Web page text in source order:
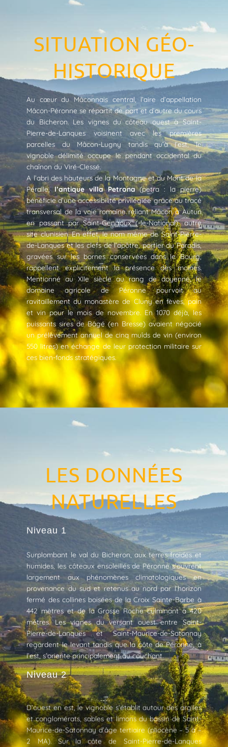
SITUATION GÉO-
HISTORIQUE
Au cœur du Mâconnais central, l’aire d’appellation
Mâcon-Péronne se répartit de part et d’autre du cours
du Bicheron. Les vignes du côteau ouest à Saint-
Pierre-de-Lanques voisinent avec les premières
parcelles du Mâcon-Lugny tandis qu’à l’est, le
vignoble délimité occupe le pendant occidental du
chaînon du Viré-Clessé.
A l’abri des hauteurs de la Montagne et du Mont de la
Péralle,l’antique villa Petrona(petra : la pierre)
bénéficie d’une accessibilité privilégiée grâce au tracé
transversal de la voie romaine reliant Mâcon à Autun
en passant par Saint-Gengoux (-le-National), autre
site clunisien. En effet, le nom même de Saint-Pierre-
de-Lanques et les clefs de l’apôtre, portier du Paradis,
gravées sur les bornes conservées dans le Bourg,
rappellent explicitement la présence des moines.
Mentionné au XIIe siècle au rang de doyenné, le
domaine agricole de Péronne pourvoit au
ravitaillement du monastère de Cluny en fèves, pain
et vin pour le mois de novembre. En 1070 déjà, les
puissants sires de Bâgé (en Bresse) avaient négocié
un prélèvement annuel de cinq muîds de vin (environ
550 litres) en échange de leur protection militaire sur
ces bien-fonds stratégiques.
LES DONNÉES
NATURELLES
Niveau 1
Surplombant le val du Bicheron, aux terres froides et
humides, les côteaux ensoleillés de Péronne s’ouvrent
largement aux phénomènes climatologiques en
provenance du sud et retenus au nord par l’horizon
fermé des collines boisées de la Croix Sainte-Barbe à
442 mètres et de la Grosse Roche culminant à 420
mètres. Les vignes du versant ouest entre Saint-
Pierre-de-Lanques et Saint-Maurice-de-Satonnay
regardent le levant tandis que la côte de Péronne, à
l’est, s’oriente principalement au couchant.
Niveau 2
D’ouest en est, le vignoble s’établit autour des argiles
et conglomérats, sables et limons du bassin de Saint-
Maurice-de-Satonnay d’âge tertiaire (pliocène – 5 à –
2 MA). Sur la côte de Saint-Pierre-de-Lanques
jusqu’au hameau de Champagne de même qu’au